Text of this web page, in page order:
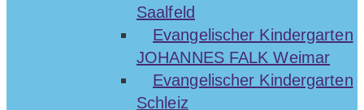
Saalfeld
Evangelischer Kindergarten
JOHANNES FALK Weimar
Evangelischer Kindergarten
Schleiz